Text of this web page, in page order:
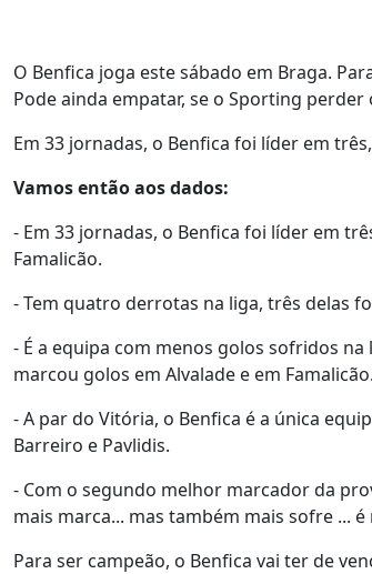
O Benfica joga este sábado em Braga.
Pode ainda empatar, se o Sporting perder
Em 33 jornadas, o Benfica foi líder em
Vamos então aos dados:
- Em 33 jornadas, o Benfica foi líder em
Famalicão.
- Tem quatro derrotas na liga, três delas
- É a equipa com menos golos sofridos
marcou golos em Alvalade e em Famalicão.
- A par do Vitória, o Benfica é a única
Barreiro e Pavlidis.
- Com o segundo melhor marcador da
mais marca... mas também mais sofre ...
Para ser campeão, o Benfica vai ter de